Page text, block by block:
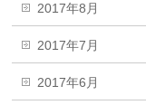
2017年8月
2017年7月
2017年6月